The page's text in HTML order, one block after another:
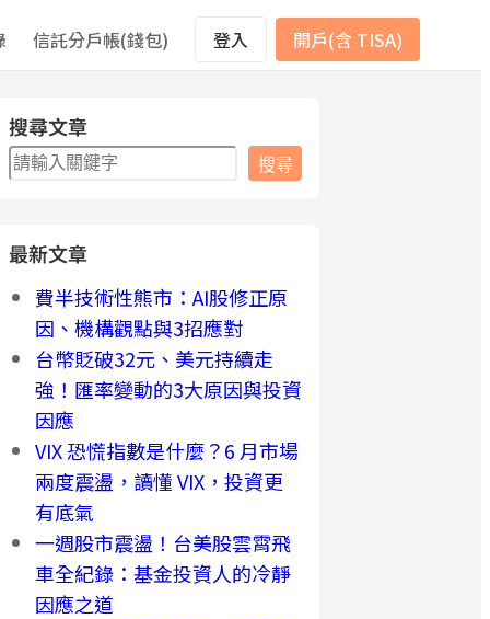
信託分戶帳(錢包) 登入 開戶(含 TISA)
搜尋文章
搜
尋
搜尋
最新文章
費半技術性熊市：AI股修正原
因、機構觀點與3招應對
台幣貶破32元、美元持續走
強！匯率變動的3大原因與投資
因應
VIX 恐慌指數是什麼？6 月市場
兩度震盪，讀懂 VIX，投資更
有底氣
一週股市震盪！台美股雲霄飛
車全紀錄：基金投資人的冷靜
因應之道